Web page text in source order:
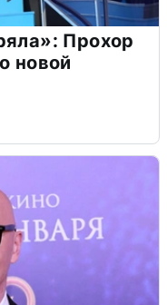
Прохор
новой